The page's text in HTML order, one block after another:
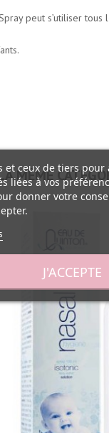
peut s’utiliser tous
MÊME
et ceux de tiers pour
liées à vos
donner votre
J'ACCEPTE